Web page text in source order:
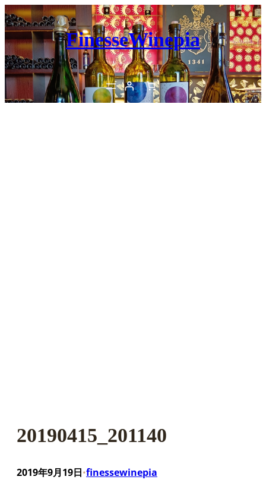
内
容
を
ス
キ
ッ
プ
FinesseWinepia
20190415_201140
2019年9月19日•finessewinepia